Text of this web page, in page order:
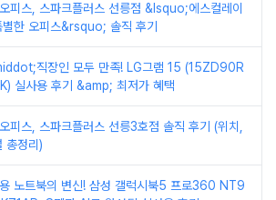
피스, 스파크플러스 선릉점 &lsquo;에스컬레이
별한 오피스&rsquo; 솔직 후기
직장인 모두 만족! LG그램 15 (15ZD90R
실사용 후기 &amp; 최저가 혜택
피스, 스파크플러스 선릉3호점 솔직 후기 (위치,
총정리)
노트북의 변신! 삼성 갤럭시북5 프로360 NT9